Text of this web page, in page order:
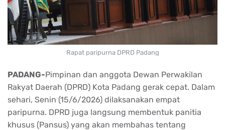
Rapat paripurna DPRD Padang
PADANG-Pimpinan dan anggota Dewan Perwakilan
Rakyat Daerah (DPRD) Kota Padang gerak cepat. Dalam
sehari, Senin (15/6/2026) dilaksanakan empat
paripurna. DPRD juga langsung membentuk panitia
khusus (Pansus) yang akan membahas tentang